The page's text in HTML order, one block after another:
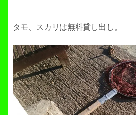
タモ、スカリは無料貸し出し。